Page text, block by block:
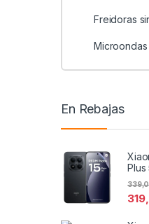
Freidoras
Microondas
En Rebajas
Plus